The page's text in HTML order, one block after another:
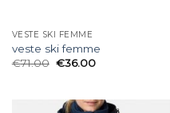
VESTE SKI FEMME
veste ski femme
€71.00 €36.00